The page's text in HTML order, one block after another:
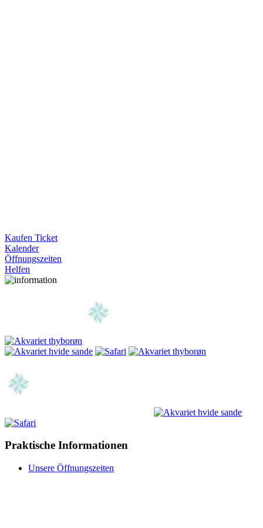
Kaufen Ticket
Kalender
Öffnungszeiten
Helfen
Praktische Informationen
Unsere Öffnungszeiten